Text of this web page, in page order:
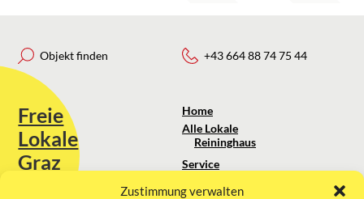
Zustimmung verwalten
Objekt finden
Freie
Lokale
Graz
Sie erreichen uns unter:
+43 664 88 74 75 44
Home
Alle Lokale
Reininghaus
Service